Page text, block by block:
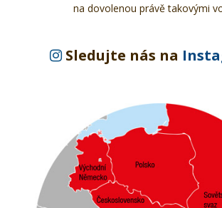
na dovolenou právě takovými
Sledujte nás na